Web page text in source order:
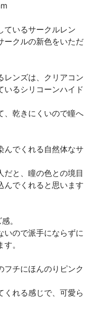
ているサークルレン
ークルの新色をいただ
レンズは、クリアコン
いるシリコーンハイド
、乾きにくいので瞳へ
んでくれる自然体なサ
だと、瞳の色との境目
んでくれると思います
。
いので派手にならずに
。
フチにほんのりピンク
くれる感じで、可愛ら